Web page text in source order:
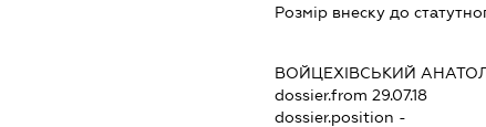
Розмір внеску до
ВОЙЦЕХІВСЬКИЙ
dossier.from 29.07.18
dossier.position -